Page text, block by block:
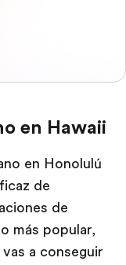
en Hawaii
en Honolulú
de
de
más popular,
a conseguir